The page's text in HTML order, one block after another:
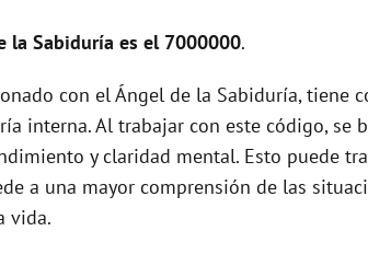
la Sabiduría es el 7000000.
con el Ángel de la Sabiduría, tiene
interna. Al trabajar con este código, se
y claridad mental. Esto puede
a una mayor comprensión de las
vida.